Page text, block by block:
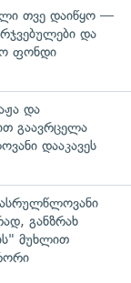
თვე დაიწყო —
და
ფონდი
და
გაავრცელა
დააკავეს
განზრახ
მუხლით